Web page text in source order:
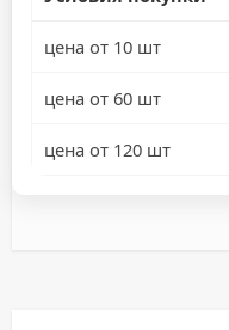
цена от 10 шт
цена от 60 шт
цена от 120 шт